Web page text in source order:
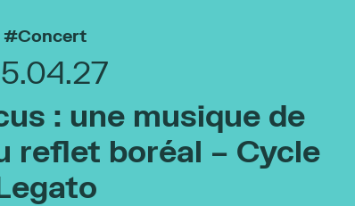
Concert
: une musique de
reflet boréal – Cycle